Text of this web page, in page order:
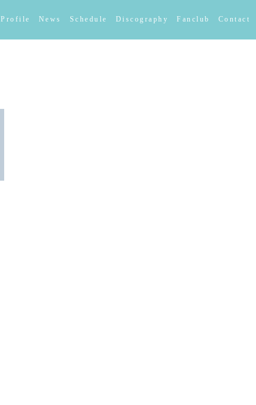
Profile News Schedule Discography Fanclub Contact